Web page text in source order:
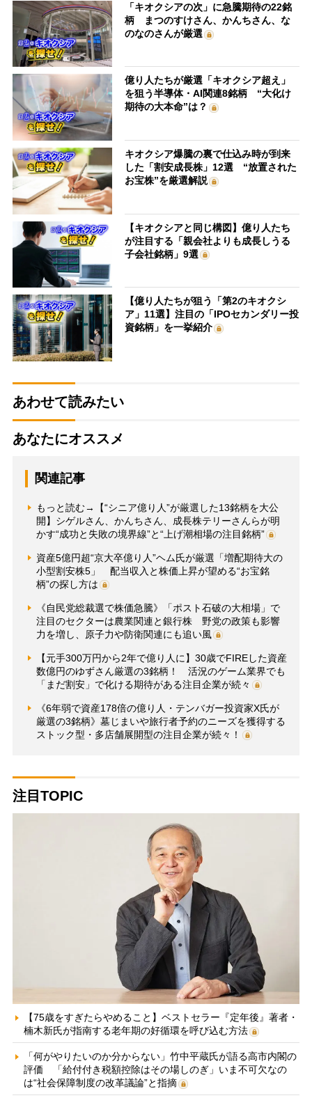
「キオクシアの次」に急騰期待の22銘
柄 まつのすけさん、かんちさん、な
のなのさんが厳選
億り人たちが厳選「キオクシア超え」
を狙う半導体・AI関連8銘柄 “大化け
期待の大本命”は？
キオクシア爆騰の裏で仕込み時が到来
した「割安成長株」12選 “放置された
お宝株”を厳選解説
【キオクシアと同じ構図】億り人たち
が注目する「親会社よりも成長しうる
子会社銘柄」9選
【億り人たちが狙う「第2のキオクシ
ア」11選】注目の「IPOセカンダリー投
資銘柄」を一挙紹介
あわせて読みたい
あなたにオススメ
関連記事
もっと読む→【“シニア億り人”が厳選した13銘柄を大公
開】シゲルさん、かんちさん、成長株テリーさんらが明
かす“成功と失敗の境界線”と“上げ潮相場の注目銘柄”
資産5億円超“京大卒億り人”ヘム氏が厳選「増配期待大の
小型割安株5」 配当収入と株価上昇が望める“お宝銘
柄”の探し方は
《自民党総裁選で株価急騰》「ポスト石破の大相場」で
注目のセクターは農業関連と銀行株 野党の政策も影響
力を増し、原子力や防衛関連にも追い風
【元手300万円から2年で億り人に】30歳でFIREした資産
数億円のゆずさん厳選の3銘柄！ 活況のゲーム業界でも
「まだ割安」で化ける期待がある注目企業が続々
《6年弱で資産178倍の億り人・テンバガー投資家X氏が
厳選の3銘柄》墓じまいや旅行者予約のニーズを獲得する
ストック型・多店舗展開型の注目企業が続々！
注目TOPIC
【75歳をすぎたらやめること】ベストセラー『定年後』著者・
楠木新氏が指南する老年期の好循環を呼び込む方法
「何がやりたいのか分からない」竹中平蔵氏が語る高市内閣の
評価 「給付付き税額控除はその場しのぎ」いま不可欠なの
は“社会保障制度の改革議論”と指摘